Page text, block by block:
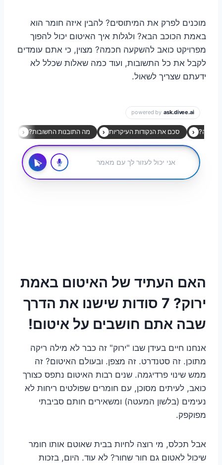
מוכנים לפרק את המיתוסים? להבין איזה חומר הוא
באמת הכוכב הבא? ולגלות איך האיטום יכול להפוך
מפרויקט כואב להשקעה חכמה? מצוין, כי אתם עומדים
לקבל את כל התשובות, ועוד כמה שאלות שכלל לא
ידעתם שצריך לשאול.
האם העתיד של האיטום באמת
ירוק? 7 סודות שישנו את הדרך
שבה אתם חושבים על איטום!
אנחנו חיים בעידן שבו "ירוק" זה כבר לא מילה ריקה
מתוכן. זה סטנדרט. זה מצפן. ובעולם האיטום? זה
ממש שינוי פרדיגמה. שנים רבות האיטום נתפס כצורך
כואב, לעיתים מסוכן, עם חומרים שפולטים ריחות לא
נעימים (בלשון המעטה) ומשאירים חותם סביבתי
מפוקפק.
אבל תכלס, מי רוצה לחיות בבית שאוטם אותו חומר
שיכול לאטום גם חור שחור? לא עוד. היום, בזכות